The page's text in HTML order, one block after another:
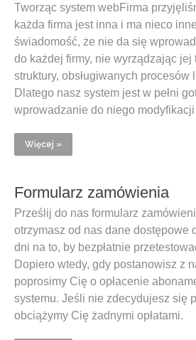
Tworząc system webFirma
każda firma jest inna i ma nieco
świadomość, że nie da się
do każdej firmy, nie wyrządzając jej
struktury, obsługiwanych procesów
Dlatego nasz system jest w pełni
wprowadzanie do niego
Więcej »
Formularz zamówienia
Prześlij do nas formularz
otrzymasz od nas dane dostępowe
dni na to, by bezpłatnie
Dopiero wtedy, gdy postanowisz z
poprosimy Cię o opłacenie
systemu. Jeśli nie zdecydujesz się
obciążymy Cię żadnymi opłatami.